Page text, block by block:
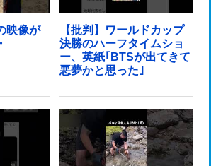
映像が
【批判】ワールドカップ
決勝のハーフタイムショ
ー、英紙｢BTSが出てきて
悪夢かと思った｣